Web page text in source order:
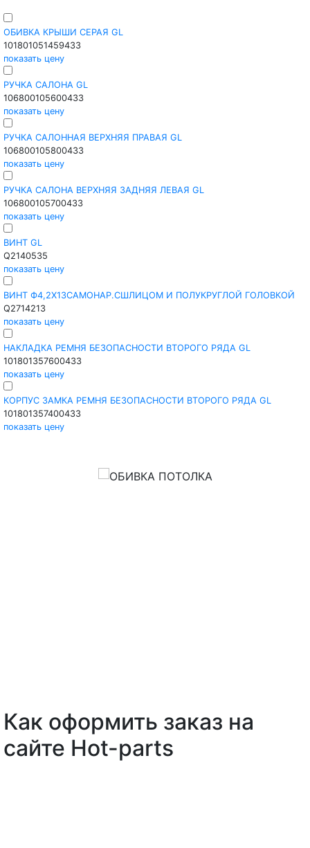
ОБИВКА КРЫШИ СЕРАЯ GL
101801051459433
показать цену
РУЧКА САЛОНА GL
106800105600433
показать цену
РУЧКА САЛОННАЯ ВЕРХНЯЯ ПРАВАЯ GL
106800105800433
показать цену
РУЧКА САЛОНА ВЕРХНЯЯ ЗАДНЯЯ ЛЕВАЯ GL
106800105700433
показать цену
ВИНТ GL
Q2140535
показать цену
ВИНТ Ф4,2Х13САМОНАР.СШЛИЦОМ И ПОЛУКРУГЛОЙ ГОЛОВКОЙ
Q2714213
показать цену
НАКЛАДКА РЕМНЯ БЕЗОПАСНОСТИ ВТОРОГО РЯДА GL
101801357600433
показать цену
КОРПУС ЗАМКА РЕМНЯ БЕЗОПАСНОСТИ ВТОРОГО РЯДА GL
101801357400433
показать цену
Как оформить заказ на
сайте Hot-parts